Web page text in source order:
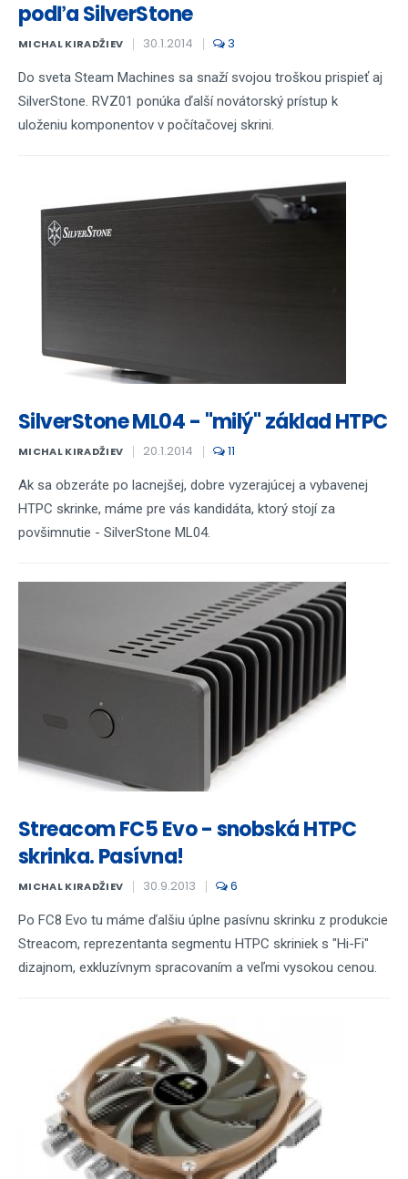
podľa SilverStone
MICHAL KIRADŽIEV 30.1.2014 3
Do sveta Steam Machines sa snaží svojou troškou prispieť aj
SilverStone. RVZ01 ponúka ďalší novátorský prístup k
uloženiu komponentov v počítačovej skrini.
SilverStone ML04 - "milý" základ HTPC
MICHAL KIRADŽIEV 20.1.2014 11
Ak sa obzeráte po lacnejšej, dobre vyzerajúcej a vybavenej
HTPC skrinke, máme pre vás kandidáta, ktorý stojí za
povšimnutie - SilverStone ML04.
Streacom FC5 Evo - snobská HTPC
skrinka. Pasívna!
MICHAL KIRADŽIEV 30.9.2013 6
Po FC8 Evo tu máme ďalšiu úplne pasívnu skrinku z produkcie
Streacom, reprezentanta segmentu HTPC skriniek s "Hi-Fi"
dizajnom, exkluzívnym spracovaním a veľmi vysokou cenou.